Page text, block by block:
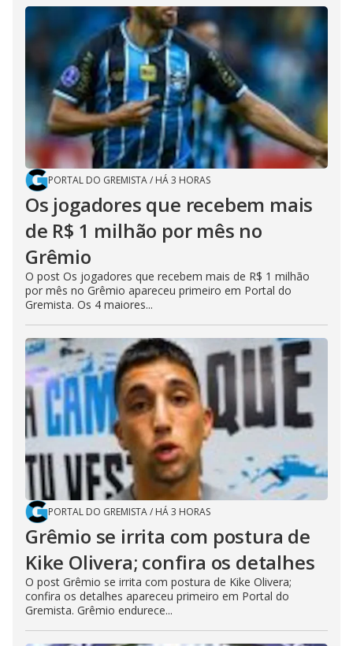
PORTAL DO GREMISTA/ HÁ 3 HORAS
Os jogadores que recebem mais
de R$ 1 milhão por mês no
Grêmio
O post Os jogadores que recebem mais de R$ 1 milhão
por mês no Grêmio apareceu primeiro em Portal do
Gremista. Os 4 maiores...
PORTAL DO GREMISTA/ HÁ 3 HORAS
Grêmio se irrita com postura de
Kike Olivera; confira os detalhes
O post Grêmio se irrita com postura de Kike Olivera;
confira os detalhes apareceu primeiro em Portal do
Gremista. Grêmio endurece...